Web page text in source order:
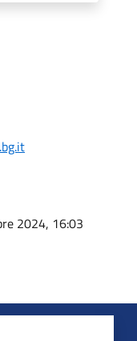
2024, 16:03